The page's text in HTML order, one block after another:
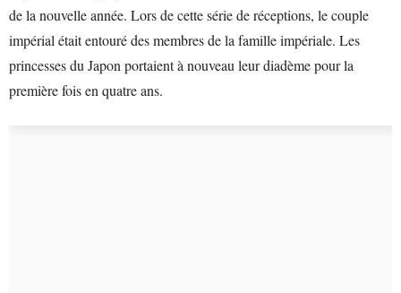
de la nouvelle année. Lors de cette série de réceptions, le couple
impérial était entouré des membres de la famille impériale. Les
princesses du Japon portaient à nouveau leur diadème pour la
première fois en quatre ans.